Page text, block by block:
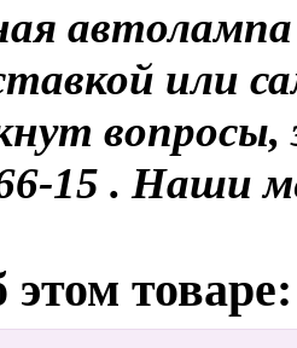
или
15 . Наши
товаре: